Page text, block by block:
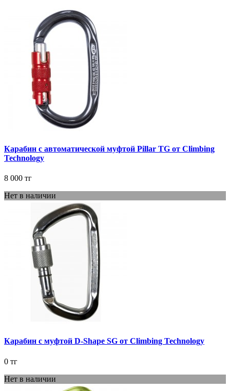
Карабин с автоматической муфтой Pillar TG от Climbing
Technology
8 000 тг
Нет в наличии
Карабин с муфтой D-Shape SG от Climbing Technology
0 тг
Нет в наличии